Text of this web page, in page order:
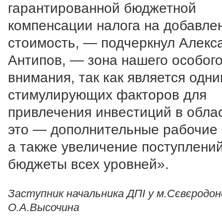
гарантированной бюджетной
компенсации налога на
стоимость, — подчеркнул
Антипов, — зона нашего
внимания, так как является
стимулирующих факторов для
привлечения инвестиций в
это — дополнительные рабочие
а также увеличение
бюджеты всех уровней».
Заступник начальника ДПІ у
О.А.Высочина